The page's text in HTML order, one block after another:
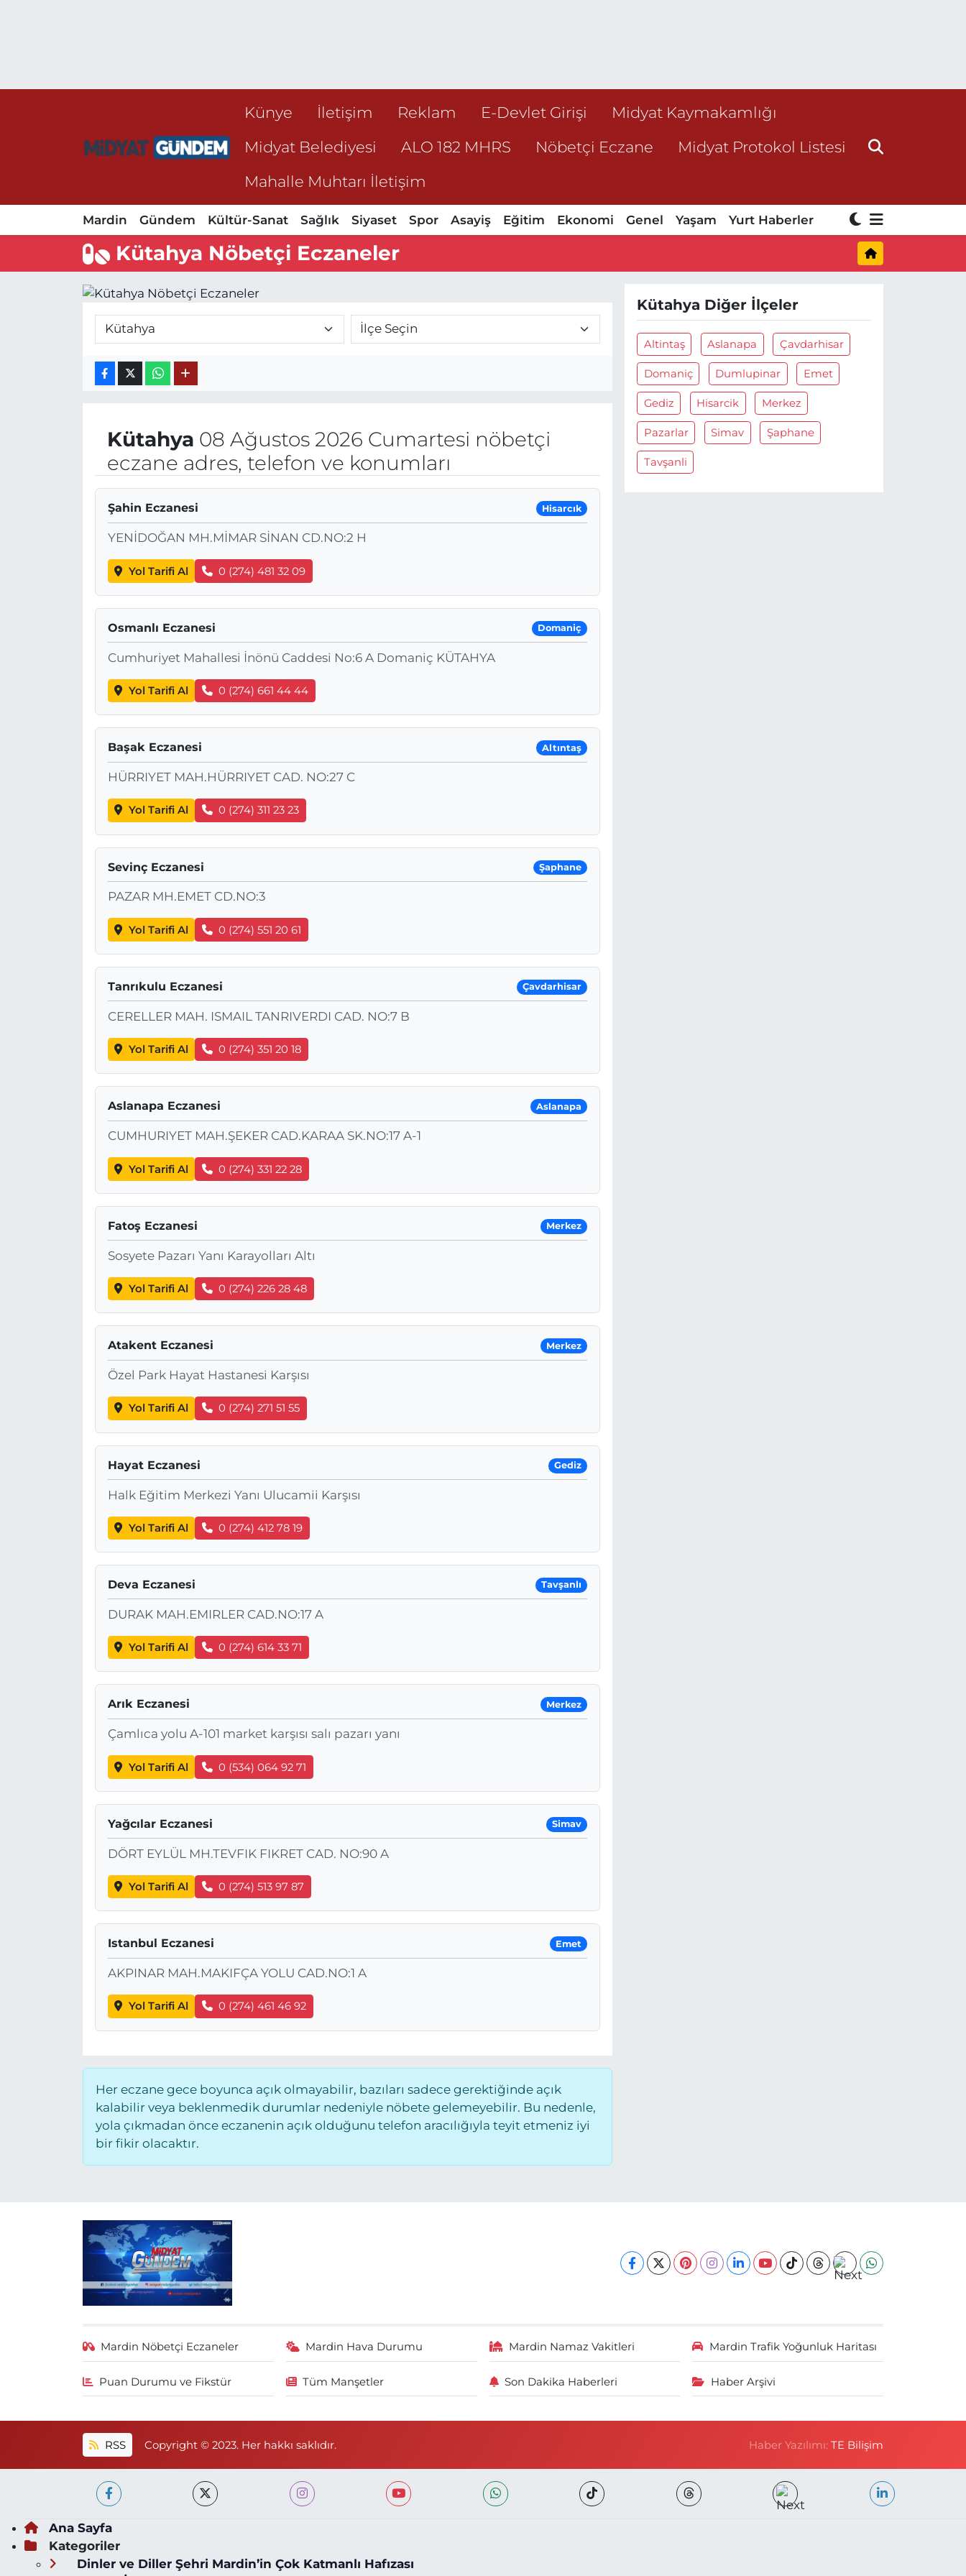
Künye İletişim Reklam E-Devlet Girişi
Midyat Kaymakamlığı
Midyat Belediyesi
ALO 182 MHRS Nöbetçi Eczane
Midyat Protokol Listesi
Mahalle Muhtarı İletişim
Mardin Gündem Kültür-Sanat Sağlık Siyaset Spor Asayiş Eğitim Ekonomi Genel Yaşam Yurt Haberler
Kütahya Nöbetçi Eczaneler
Kütahya 08 Ağustos 2026 Cumartesi nöbetçi
eczane adres, telefon ve konumları
Şahin Eczanesi Hisarcık
YENİDOĞAN MH.MİMAR SİNAN CD.NO:2 H
Yol Tarifi Al 0 (274) 481 32 09
Osmanlı Eczanesi Domaniç
Cumhuriyet Mahallesi İnönü Caddesi No:6 A Domaniç KÜTAHYA
Yol Tarifi Al 0 (274) 661 44 44
Başak Eczanesi Altıntaş
HÜRRIYET MAH.HÜRRIYET CAD. NO:27 C
Yol Tarifi Al 0 (274) 311 23 23
Sevinç Eczanesi Şaphane
PAZAR MH.EMET CD.NO:3
Yol Tarifi Al 0 (274) 551 20 61
Tanrıkulu Eczanesi Çavdarhisar
CERELLER MAH. ISMAIL TANRIVERDI CAD. NO:7 B
Yol Tarifi Al 0 (274) 351 20 18
Aslanapa Eczanesi Aslanapa
CUMHURIYET MAH.ŞEKER CAD.KARAA SK.NO:17 A-1
Yol Tarifi Al 0 (274) 331 22 28
Fatoş Eczanesi Merkez
Sosyete Pazarı Yanı Karayolları Altı
Yol Tarifi Al 0 (274) 226 28 48
Atakent Eczanesi Merkez
Özel Park Hayat Hastanesi Karşısı
Yol Tarifi Al 0 (274) 271 51 55
Hayat Eczanesi Gediz
Halk Eğitim Merkezi Yanı Ulucamii Karşısı
Yol Tarifi Al 0 (274) 412 78 19
Deva Eczanesi Tavşanlı
DURAK MAH.EMIRLER CAD.NO:17 A
Yol Tarifi Al 0 (274) 614 33 71
Arık Eczanesi Merkez
Çamlıca yolu A-101 market karşısı salı pazarı yanı
Yol Tarifi Al 0 (534) 064 92 71
Yağcılar Eczanesi Simav
DÖRT EYLÜL MH.TEVFIK FIKRET CAD. NO:90 A
Yol Tarifi Al 0 (274) 513 97 87
Istanbul Eczanesi Emet
AKPINAR MAH.MAKIFÇA YOLU CAD.NO:1 A
Yol Tarifi Al 0 (274) 461 46 92
Her eczane gece boyunca açık olmayabilir, bazıları sadece gerektiğinde açık
kalabilir veya beklenmedik durumlar nedeniyle nöbete gelemeyebilir. Bu nedenle,
yola çıkmadan önce eczanenin açık olduğunu telefon aracılığıyla teyit etmeniz iyi
bir fikir olacaktır.
Kütahya Diğer İlçeler
Altintaş Aslanapa Çavdarhisar
Domaniç Dumlupinar Emet
Gediz Hisarcik Merkez
Pazarlar Simav Şaphane
Tavşanli
Mardin Nöbetçi Eczaneler Mardin Hava Durumu Mardin Namaz Vakitleri Mardin Trafik Yoğunluk Haritası
Puan Durumu ve Fikstür Tüm Manşetler Son Dakika Haberleri Haber Arşivi
RSS Copyright © 2023. Her hakkı saklıdır. Haber Yazılımı:TE Bilişim
Ana Sayfa
Kategoriler
Dinler ve Diller Şehri Mardin’in Çok Katmanlı Hafızası